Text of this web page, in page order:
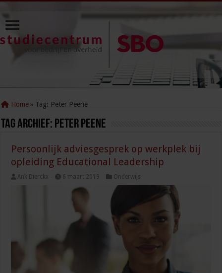
Home » Tag: Peter Peene
Tag Archief: Peter Peene
Persoonlijk adviesgesprek op werkplek bij
opleiding Educational Leadership
Ank Dierckx 6 maart 2019 Onderwijs